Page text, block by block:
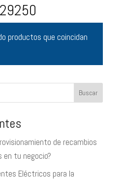
productos que coincidan
Buscar
de recambios
tu negocio?
Eléctricos para la